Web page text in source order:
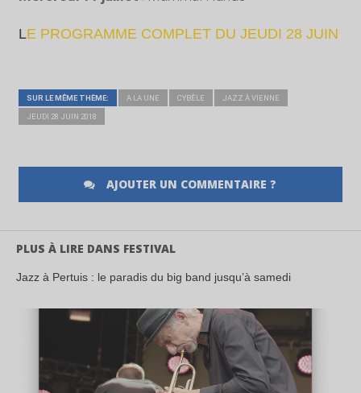
LE PROGRAMME COMPLET DU JEUDI 28 JUIN
SUR LE MÊME THÈME: A LA UNE CYBÈLE JAZZ À VIENNE
JEUDI 28 JUIN 2018
AJOUTER UN COMMENTAIRE ?
PLUS À LIRE DANS FESTIVAL
Jazz à Pertuis : le paradis du big band jusqu’à samedi